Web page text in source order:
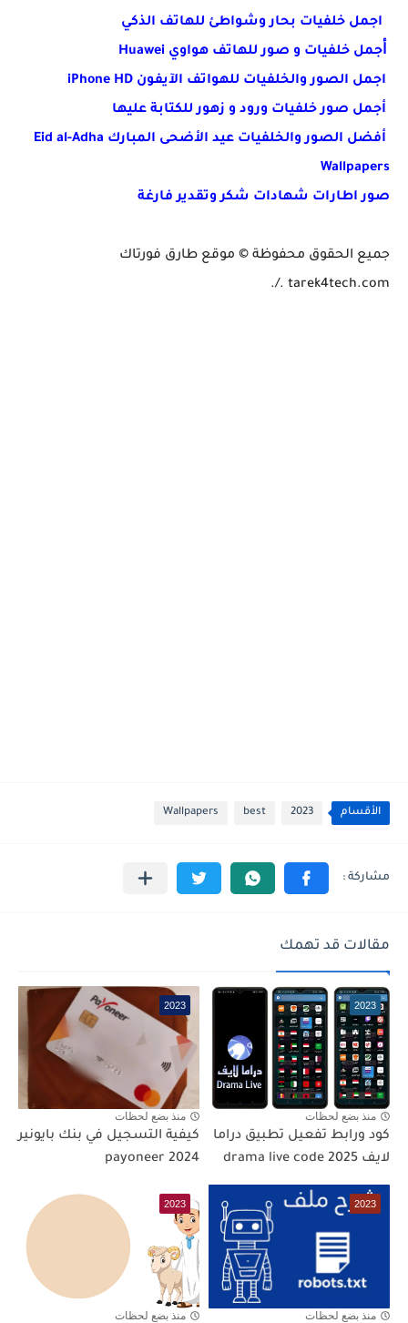
اجمل خلفيات بحار وشواطئ للهاتف الذكي
ﺃﺟﻤﻞ خلفيات و صور للهاتف هواوي Huawei
اجمل الصور والخلفيات للهواتف الآيفون iPhone HD
أجمل صور خلفيات ورود و زهور للكتابة عليها
أفضل الصور والخلفيات عيد الأضحى المبارك Eid al-Adha
Wallpapers
صور اطارات شهادات شكر وتقدير فارغة
جميع الحقوق محفوظة © موقع طارق فورتاك
tarek4tech.com ./.
الأقسام 2023
best
Wallpapers
مقالات قد تهمك
2023
منذ بضع لحظات
كود ورابط تفعيل تطبيق دراما
لايف drama live code 2025
2023
منذ بضع لحظات
كيفية التسجيل في بنك بايونير
2023
منذ بضع لحظات
2023
منذ بضع لحظات